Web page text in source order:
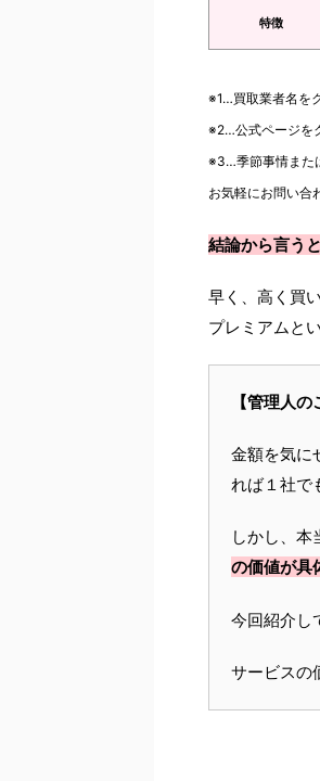
特徴
※1…買取業者名を
※2…公式ページを
※3…季節事情また
お気軽にお問い合
結論から言う
早く、高く買
プレミアムと
【管理人の
金額を気に
れば１社で
しかし、本
の価値が具
今回紹介し
サービスの